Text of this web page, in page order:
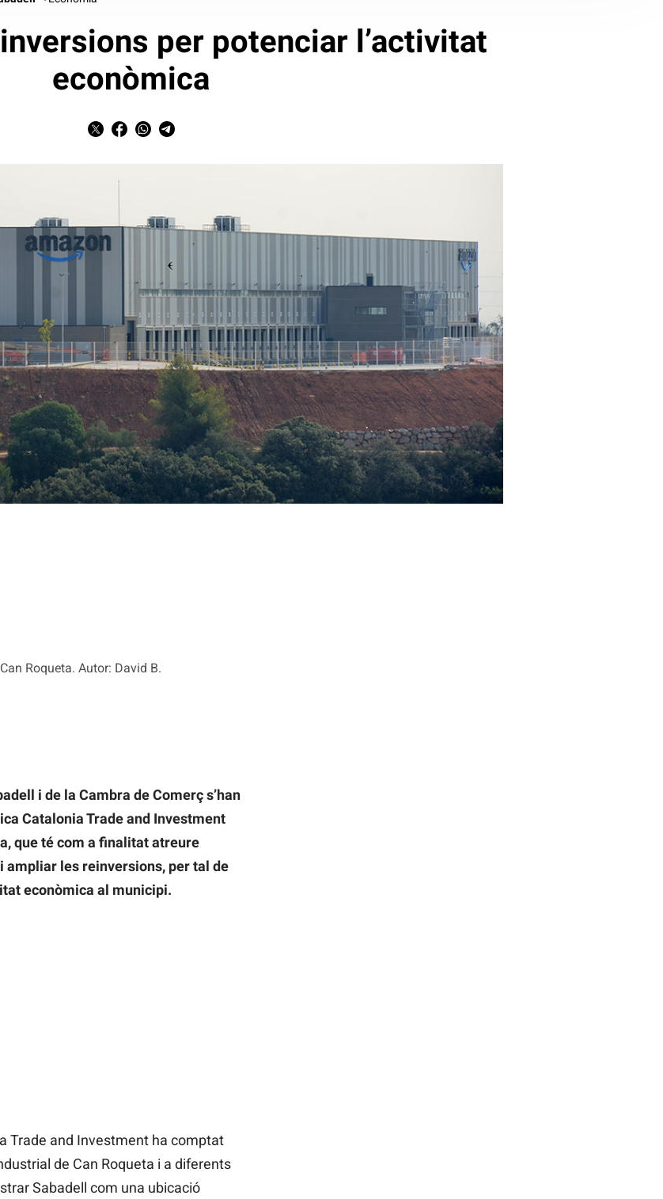
Roqueta. Autor: David B.
per potenciar l’activitat
econòmica
i de la Cambra de Comerç s’han
Catalonia Trade and Investment
que té com a finalitat atreure
ampliar les reinversions, per tal de
econòmica al municipi.
Trade and Investment ha comptat
de Can Roqueta i a diferents
Sabadell com una ubicació